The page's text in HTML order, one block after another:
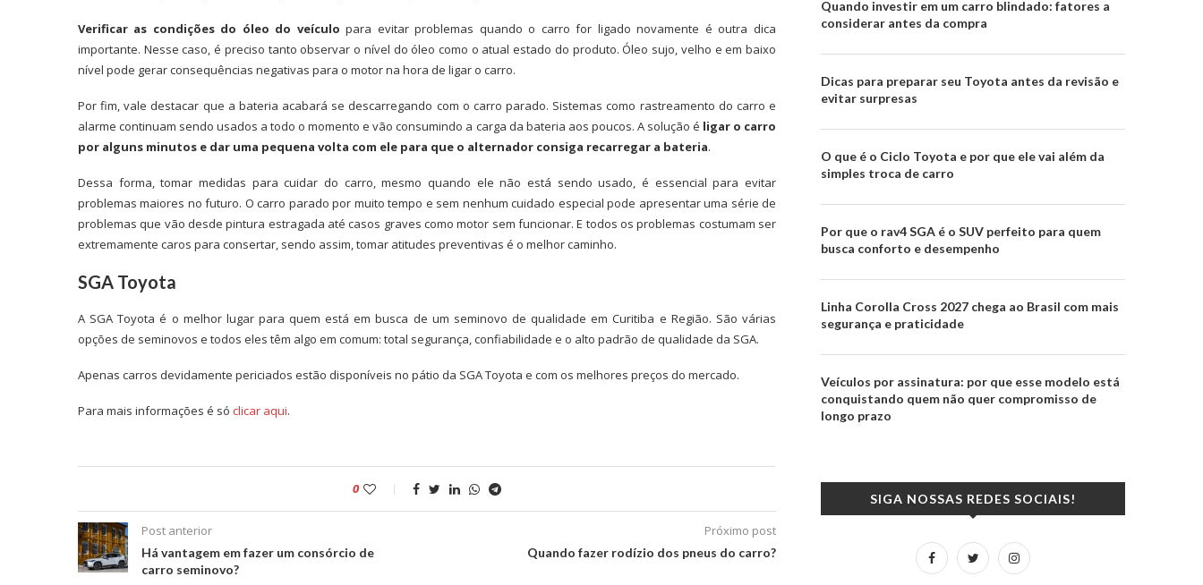
Verificar as condições do óleo do veículo para evitar problemas quando o carro for ligado novamente é outra dica
importante. Nesse caso, é preciso tanto observar o nível do óleo como o atual estado do produto. Óleo sujo, velho e em baixo
nível pode gerar consequências negativas para o motor na hora de ligar o carro.
Por fim, vale destacar que a bateria acabará se descarregando com o carro parado. Sistemas como rastreamento do carro e
alarme continuam sendo usados a todo o momento e vão consumindo a carga da bateria aos poucos. A solução é ligar o carro
por alguns minutos e dar uma pequena volta com ele para que o alternador consiga recarregar a bateria.
Dessa forma, tomar medidas para cuidar do carro, mesmo quando ele não está sendo usado, é essencial para evitar
problemas maiores no futuro. O carro parado por muito tempo e sem nenhum cuidado especial pode apresentar uma série de
problemas que vão desde pintura estragada até casos graves como motor sem funcionar. E todos os problemas costumam ser
extremamente caros para consertar, sendo assim, tomar atitudes preventivas é o melhor caminho.
SGA Toyota
A SGA Toyota é o melhor lugar para quem está em busca de um seminovo de qualidade em Curitiba e Região. São várias
opções de seminovos e todos eles têm algo em comum: total segurança, confiabilidade e o alto padrão de qualidade da SGA.
Apenas carros devidamente periciados estão disponíveis no pátio da SGA Toyota e com os melhores preços do mercado.
Para mais informações é só clicar aqui.
0
Post anterior
Há vantagem em fazer um consórcio de
carro seminovo?
Próximo post
Quando fazer rodízio dos pneus do carro?
Quando investir em um carro blindado: fatores a
considerar antes da compra
Dicas para preparar seu Toyota antes da revisão e
evitar surpresas
O que é o Ciclo Toyota e por que ele vai além da
simples troca de carro
Por que o rav4 SGA é o SUV perfeito para quem
busca conforto e desempenho
Linha Corolla Cross 2027 chega ao Brasil com mais
segurança e praticidade
Veículos por assinatura: por que esse modelo está
conquistando quem não quer compromisso de
longo prazo
SIGA NOSSAS REDES SOCIAIS!